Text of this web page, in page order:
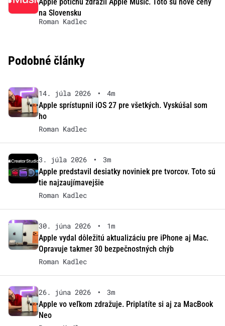
na Slovensku
Roman Kadlec
Podobné články
14. júla 2026 •
4m
Apple sprístupnil iOS 27 pre všetkých. Vyskúšal som
ho
Roman Kadlec
3. júla 2026 •
3m
Apple predstavil desiatky noviniek pre tvorcov. Toto sú
tie najzaujímavejšie
Roman Kadlec
30. júna 2026 •
1m
Apple vydal dôležitú aktualizáciu pre iPhone aj Mac.
Opravuje takmer 30 bezpečnostných chýb
Roman Kadlec
26. júna 2026 •
3m
Apple vo veľkom zdražuje. Priplatíte si aj za MacBook
Neo